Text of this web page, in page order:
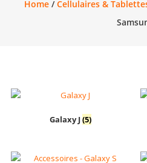
électronique
Home /Cellulaires &
Galaxy J(5)